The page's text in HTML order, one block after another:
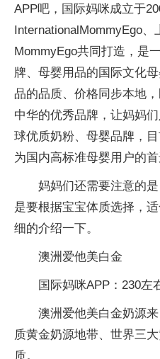
APP吧，国际妈咪成立于
InternationalMommyEgo、
MommyEgo共同打造，是
牌、母婴用品的国际文化
品的品质、价格同步本地
中华的优秀品牌，让妈妈
球优质奶粉、母婴品牌，
为国内高标准母婴用户的首
妈妈们还需要注意的
是要根据宝宝体质选择，
细的介绍一下。
澳洲爱他美白金
国际妈咪APP：230左
澳洲爱他美白金奶源
质黄金奶源地带、世界三
质。